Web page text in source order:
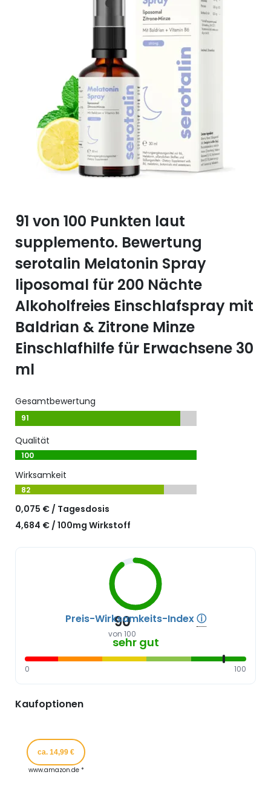
Selen (Se)
Zink (Zn)
Vitamin B12
Vitamin D
Vitamin E
Vitamin K
Vitamin Q (Q10)
91 von 100 Punkten laut
supplemento. Bewertung
serotalin Melatonin Spray
liposomal für 200 Nächte
Alkoholfreies Einschlafspray mit
Baldrian & Zitrone Minze
Einschlafhilfe für Erwachsene 30
ml
Gesamtbewertung
91
Qualität
100
Wirksamkeit
82
0,075 € / Tagesdosis
4,684 € / 100mg Wirkstoff
90
von 100
Preis-Wirksamkeits-Indexⓘ
sehr gut
0 100
Kaufoptionen
ca. 14,99 €
www.amazon.de *